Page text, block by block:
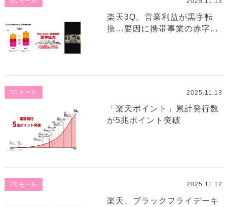
楽天3Q、営業利益が黒字転
換…要因に携帯事業の赤字...
ECモール 2025.11.13
「楽天ポイント」累計発行数
が5兆ポイント突破
ECモール 2025.11.12
楽天、ブラックフライデーキ